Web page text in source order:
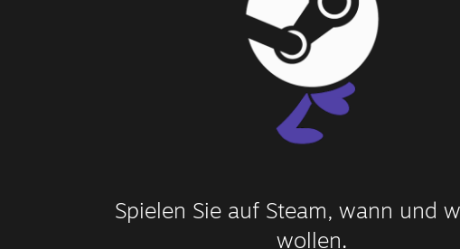
Spielen Sie auf Steam, wann und
wollen.